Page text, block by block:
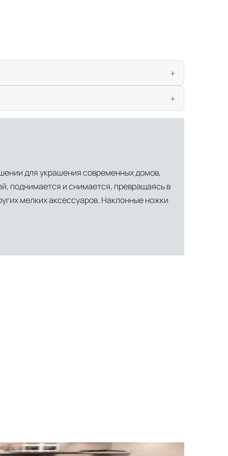
этапах маршрута.
для украшения современных домов,
поднимается и снимается, превращаясь в
мелких аксессуаров. Наклонные ножки